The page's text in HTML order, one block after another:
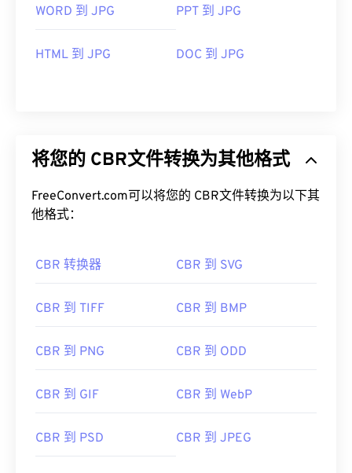
WORD 到 JPG PPT 到 JPG
HTML 到 JPG DOC 到 JPG
将您的 CBR文件转换为其他格式
FreeConvert.com可以将您的 CBR文件转换为以下其
他格式：
CBR 转换器 CBR 到 SVG
CBR 到 TIFF CBR 到 BMP
CBR 到 PNG CBR 到 ODD
CBR 到 GIF CBR 到 WebP
CBR 到 PSD CBR 到 JPEG